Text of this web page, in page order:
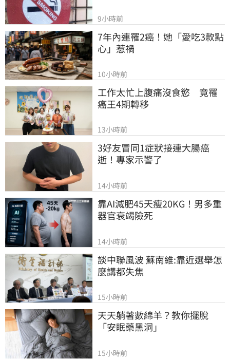
9小時前
7年內連罹2癌！她「愛吃3款點
心」惹禍
10小時前
工作太忙上腹痛沒食慾　竟罹
癌王4期轉移
13小時前
3好友冒同1症狀接連大腸癌
逝！專家示警了
14小時前
靠AI減肥45天瘦20KG！男多重
器官衰竭險死
14小時前
談中聯風波 蘇南維:靠近選舉怎
麼講都失焦
15小時前
天天躺著數綿羊？教你擺脫
「安眠藥黑洞」
15小時前